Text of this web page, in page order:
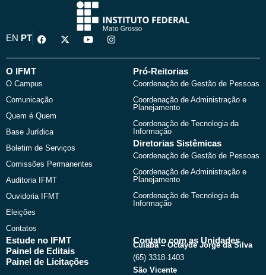
EN PT
F
a
e
o
k
X
-
w
Y
o
t
I
n
t
O IFMT
O Campus
Comunicação
Quem é Quem
Base Jurídica
Boletim de Serviços
Comissões Permanentes
Auditoria IFMT
Ouvidoria IFMT
Eleições
Contatos
Pró-Reitorias
Coordenação de Gestão de Pessoas
Coordenação de Administração e
Planejamento
Coordenação de Tecnologia da
Informação
Diretorias Sistêmicas
Coordenação de Gestão de Pessoas
Coordenação de Administração e
Planejamento
Coordenação de Tecnologia da
Informação
Estude no IFMT
Painel de Editais
Painel de Licitações
Contato com as Unidades
Cuiabá – Octayde Jorge da Silva
(65) 3318-1403
São Vicente